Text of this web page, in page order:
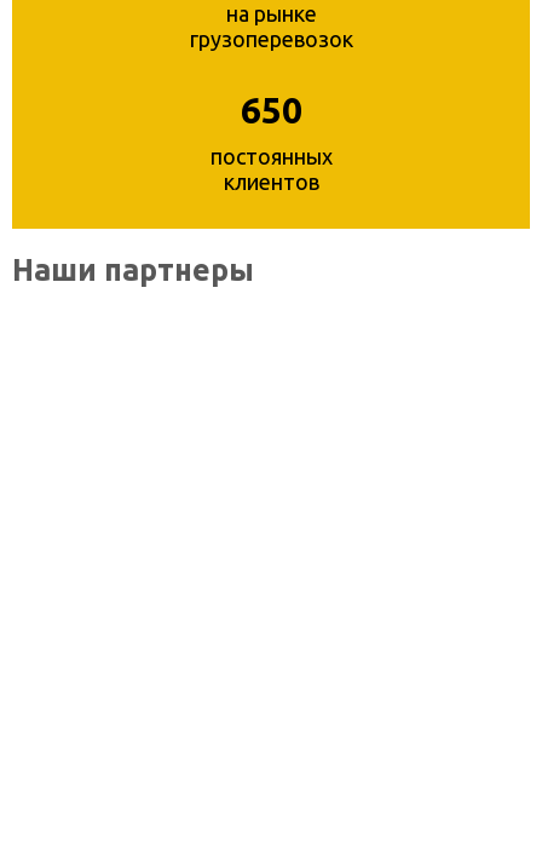
на рынке
грузоперевозок
650
постоянных
клиентов
Наши партнеры